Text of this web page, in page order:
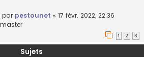
par pestounet « 17 févr. 2022, 22:36
1 2 3
Sujets